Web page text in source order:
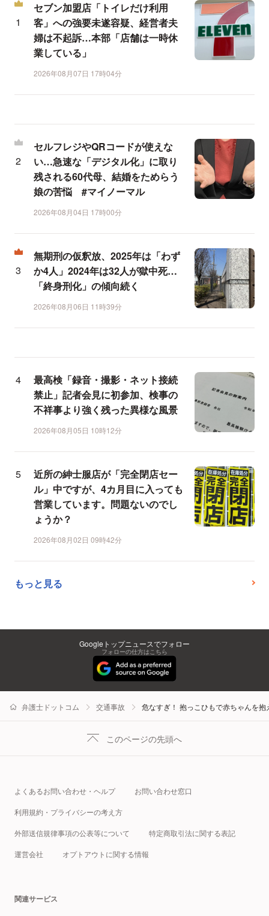
セブン加盟店「トイレだけ利用
客」への強要未遂容疑、経営者夫
婦は不起訴…本部「店舗は一時休
業している」
2026年08月07日 17時04分
セルフレジやQRコードが使えな
い…急速な「デジタル化」に取り
残される60代母、結婚をためらう
娘の苦悩 #マイノーマル
2026年08月04日 17時00分
無期刑の仮釈放、2025年は「わず
か4人」2024年は32人が獄中死…
「終身刑化」の傾向続く
2026年08月06日 11時39分
最高検「録音・撮影・ネット接続
禁止」記者会見に初参加、検事の
不祥事より強く残った異様な風景
2026年08月05日 10時12分
近所の紳士服店が「完全閉店セー
ル」中ですが、4カ月目に入っても
営業しています。問題ないのでし
ょうか？
2026年08月02日 09時42分
もっと見る
Googleトップニュースでフォロー
フォローの仕方はこちら
弁護士ドットコム 交通事故 危なすぎ！ 抱っこひもで赤ちゃんを
このページの先頭へ
よくあるお問い合わせ・ヘルプ お問い合わせ窓口
利用規約・プライバシーの考え方
外部送信規律事項の公表等について 特定商取引法に関する表記
運営会社 オプトアウトに関する情報
関連サービス